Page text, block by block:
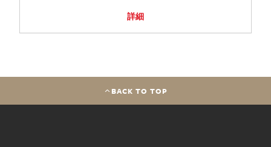
詳細
BACK TO TOP